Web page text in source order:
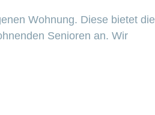
Wohnung. Diese bietet die
Senioren an. Wir